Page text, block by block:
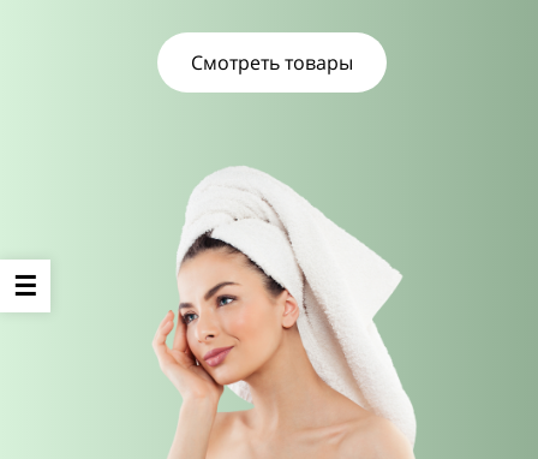
Смотреть товары